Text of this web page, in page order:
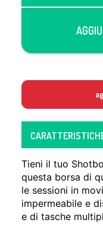
Tieni il tuo
questa borsa di
le sessioni in
impermeabile e
e di tasche